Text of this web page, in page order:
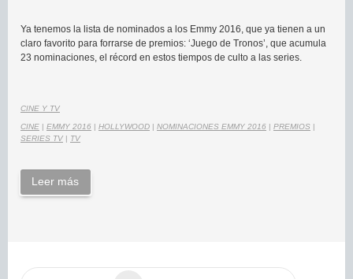
Ya tenemos la lista de nominados a los Emmy 2016, que ya tienen a un
claro favorito para forrarse de premios: ‘Juego de Tronos’, que acumula
23 nominaciones, el récord en estos tiempos de culto a las series.
CINE Y TV
CINE | EMMY 2016 | HOLLYWOOD | NOMINACIONES EMMY 2016 | PREMIOS |
SERIES TV | TV
Leer más